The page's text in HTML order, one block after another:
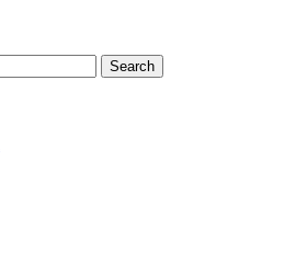
Search